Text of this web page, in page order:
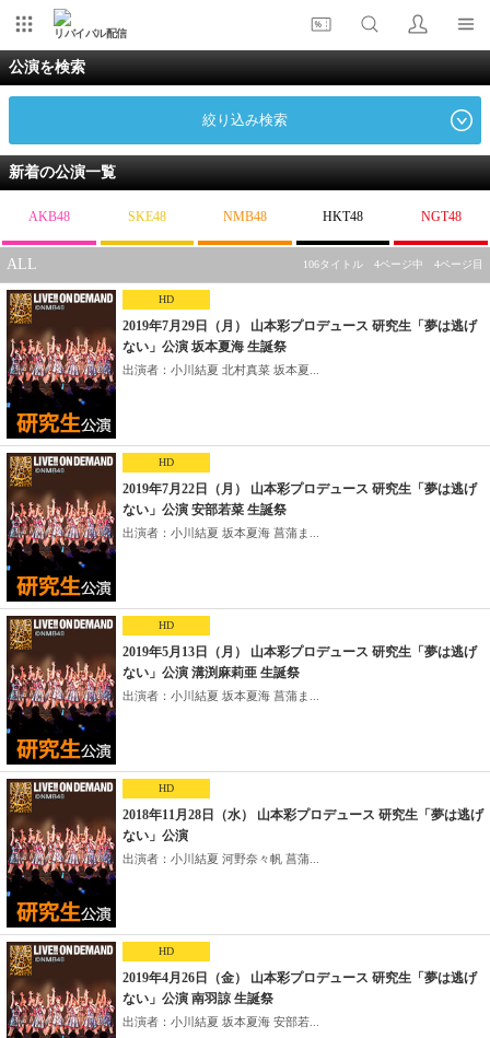
リバイバル配信
公演を検索
絞り込み検索
新着の公演一覧
AKB48 SKE48 NMB48 HKT48 NGT48
ALL 106タイトル 4ページ中 4ページ目
HD
2019年7月29日（月） 山本彩プロデュース 研究生「夢は逃げ
ない」公演 坂本夏海 生誕祭
出演者：小川結夏 北村真菜 坂本夏...
HD
2019年7月22日（月） 山本彩プロデュース 研究生「夢は逃げ
ない」公演 安部若菜 生誕祭
出演者：小川結夏 坂本夏海 菖蒲ま...
HD
2019年5月13日（月） 山本彩プロデュース 研究生「夢は逃げ
ない」公演 溝渕麻莉亜 生誕祭
出演者：小川結夏 坂本夏海 菖蒲ま...
HD
2018年11月28日（水） 山本彩プロデュース 研究生「夢は逃げ
ない」公演
出演者：小川結夏 河野奈々帆 菖蒲...
HD
2019年4月26日（金） 山本彩プロデュース 研究生「夢は逃げ
ない」公演 南羽諒 生誕祭
出演者：小川結夏 坂本夏海 安部若...